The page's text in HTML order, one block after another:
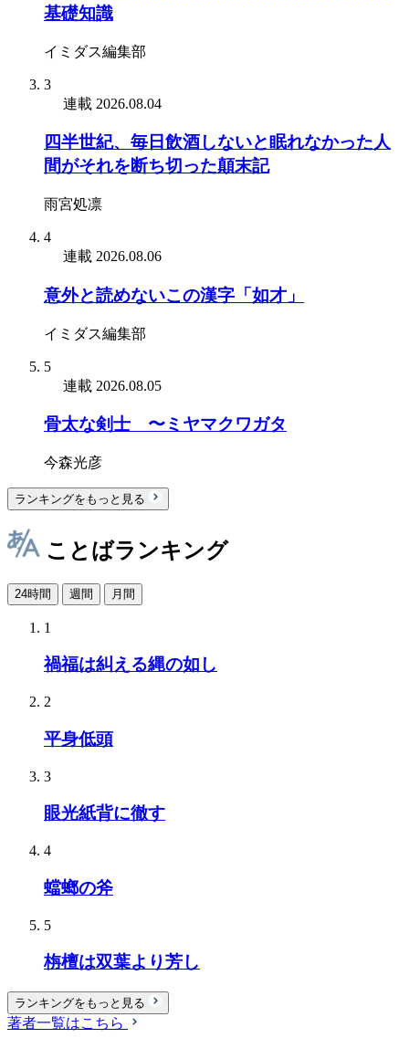
基礎知識
イミダス編集部
3
連載 2026.08.04
四半世紀、毎日飲酒しないと眠れなかった人
間がそれを断ち切った顛末記
雨宮処凛
4
連載 2026.08.06
意外と読めないこの漢字「如才」
イミダス編集部
5
連載 2026.08.05
骨太な剣士 〜ミヤマクワガタ
今森光彦
ランキングをもっと見る
ことばランキング
24時間 週間 月間
1
禍福は糾える縄の如し
2
平身低頭
3
眼光紙背に徹す
4
蟷螂の斧
5
栴檀は双葉より芳し
ランキングをもっと見る
著者一覧はこちら